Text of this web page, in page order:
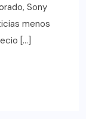
Sony
menos
[…]